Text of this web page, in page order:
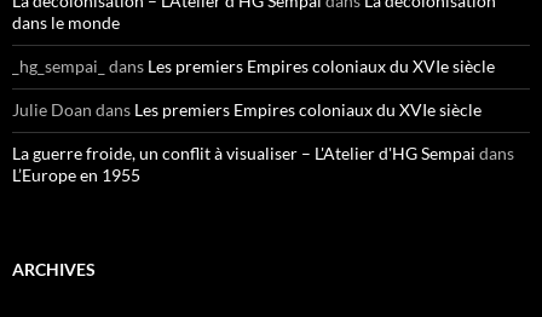
dans le monde
_hg_sempai_ dans Les premiers Empires coloniaux du XVIe siècle
Julie Doan dans Les premiers Empires coloniaux du XVIe siècle
La guerre froide, un conflit à visualiser – L'Atelier d'HG Sempai dans
L’Europe en 1955
ARCHIVES